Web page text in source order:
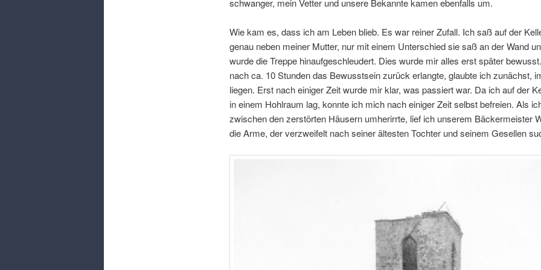
schwanger, mein Vetter und unsere Bekannte kamen ebenfalls um.
Wie kam es, dass ich am Leben blieb. Es war reiner Zufall. Ich saß auf der
genau neben meiner Mutter, nur mit einem Unterschied sie saß an der Wand
wurde die Treppe hinaufgeschleudert. Dies wurde mir alles erst später bewusst
nach ca. 10Stunden das Bewusstsein zurück erlangte, glaubte ich zunächst,
liegen. Erst nach einiger Zeit wurde mir klar, was passiert war. Da ich auf der
in einem Hohlraum lag, konnte ich mich nach einiger Zeit selbst befreien. Als
zwischen den zerstörten Häusern umherirrte, lief ich unserem Bäckermeister
die Arme, der verzweifelt nach seiner ältesten Tochter und seinem Gesellen